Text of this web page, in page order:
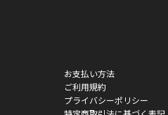
お支払い方法
ご利用規約
プライバシーポリシー